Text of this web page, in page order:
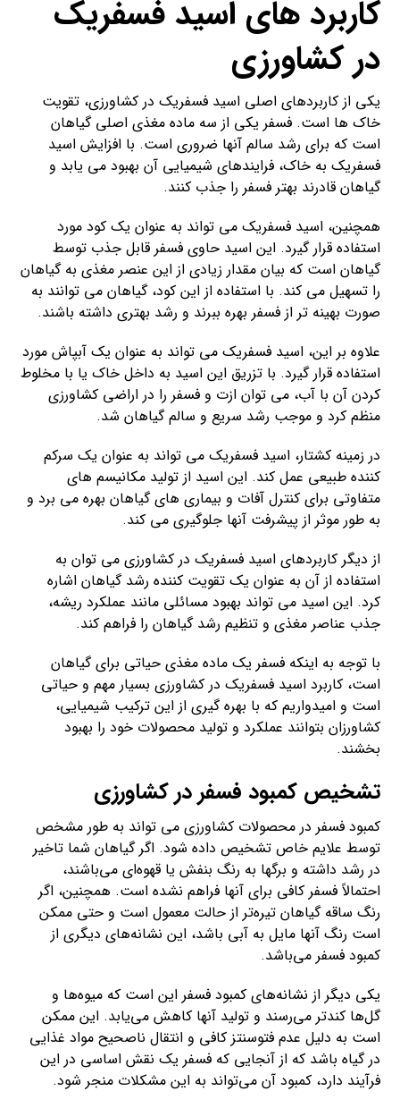
کاربرد های اسید فسفریک
در کشاورزی
یکی از کاربردهای اصلی اسید فسفریک در کشاورزی، تقویت
خاک ها است. فسفر یکی از سه ماده مغذی اصلی گیاهان
است که برای رشد سالم آنها ضروری است. با افزایش اسید
فسفریک به خاک، فرایندهای شیمیایی آن بهبود می یابد و
گیاهان قادرند بهتر فسفر را جذب کنند.
همچنین، اسید فسفریک می تواند به عنوان یک کود مورد
استفاده قرار گیرد. این اسید حاوی فسفر قابل جذب توسط
گیاهان است که بیان مقدار زیادی از این عنصر مغذی به گیاهان
را تسهیل می کند. با استفاده از این کود، گیاهان می توانند به
صورت بهینه تر از فسفر بهره ببرند و رشد بهتری داشته باشند.
علاوه بر این، اسید فسفریک می تواند به عنوان یک آبپاش مورد
استفاده قرار گیرد. با تزریق این اسید به داخل خاک یا با مخلوط
کردن آن با آب، می توان ازت و فسفر را در اراضی کشاورزی
منظم کرد و موجب رشد سریع و سالم گیاهان شد.
در زمینه کشتار، اسید فسفریک می تواند به عنوان یک سرکم
کننده طبیعی عمل کند. این اسید از تولید مکانیسم های
متفاوتی برای کنترل آفات و بیماری های گیاهان بهره می برد و
به طور موثر از پیشرفت آنها جلوگیری می کند.
از دیگر کاربردهای اسید فسفریک در کشاورزی می توان به
استفاده از آن به عنوان یک تقویت کننده رشد گیاهان اشاره
کرد. این اسید می تواند بهبود مسائلی مانند عملکرد ریشه،
جذب عناصر مغذی و تنظیم رشد گیاهان را فراهم کند.
با توجه به اینکه فسفر یک ماده مغذی حیاتی برای گیاهان
است، کاربرد اسید فسفریک در کشاورزی بسیار مهم و حیاتی
است و امیدواریم که با بهره گیری از این ترکیب شیمیایی،
کشاورزان بتوانند عملکرد و تولید محصولات خود را بهبود
بخشند.
تشخیص کمبود فسفر در کشاورزی
کمبود فسفر در محصولات کشاورزی می تواند به طور مشخص
توسط علایم خاص تشخیص داده شود. اگر گیاهان شما تاخیر
در رشد داشته و برگها به رنگ بنفش یا قهوه‌ای می‌باشند،
احتمالاً فسفر کافی برای آنها فراهم نشده است. همچنین، اگر
رنگ ساقه گیاهان تیره‌تر از حالت معمول است و حتی ممکن
است رنگ آنها مایل به آبی باشد، این نشانه‌های دیگری از
کمبود فسفر می‌باشد.
یکی دیگر از نشانه‌های کمبود فسفر این است که میوه‌ها و
گل‌ها کندتر می‌رسند و تولید آنها کاهش می‌یابد. این ممکن
است به دلیل عدم فتوسنتز کافی و انتقال ناصحیح مواد غذایی
در گیاه باشد که از آنجایی که فسفر یک نقش اساسی در این
فرآیند دارد، کمبود آن می‌تواند به این مشکلات منجر شود.